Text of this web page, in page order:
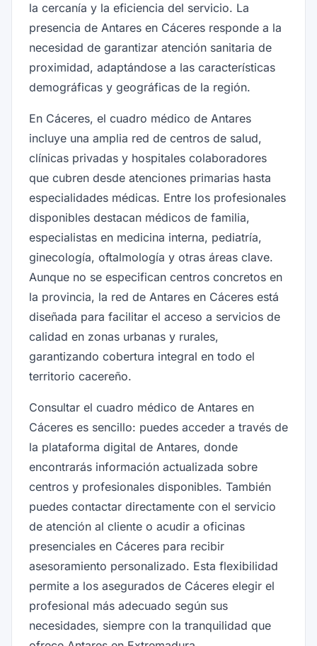
la cercanía y la eficiencia del servicio. La
presencia de Antares en Cáceres responde a la
necesidad de garantizar atención sanitaria de
proximidad, adaptándose a las características
demográficas y geográficas de la región.
En Cáceres, el cuadro médico de Antares
incluye una amplia red de centros de salud,
clínicas privadas y hospitales colaboradores
que cubren desde atenciones primarias hasta
especialidades médicas. Entre los profesionales
disponibles destacan médicos de familia,
especialistas en medicina interna, pediatría,
ginecología, oftalmología y otras áreas clave.
Aunque no se especifican centros concretos en
la provincia, la red de Antares en Cáceres está
diseñada para facilitar el acceso a servicios de
calidad en zonas urbanas y rurales,
garantizando cobertura integral en todo el
territorio cacereño.
Consultar el cuadro médico de Antares en
Cáceres es sencillo: puedes acceder a través de
la plataforma digital de Antares, donde
encontrarás información actualizada sobre
centros y profesionales disponibles. También
puedes contactar directamente con el servicio
de atención al cliente o acudir a oficinas
presenciales en Cáceres para recibir
asesoramiento personalizado. Esta flexibilidad
permite a los asegurados de Cáceres elegir el
profesional más adecuado según sus
necesidades, siempre con la tranquilidad que